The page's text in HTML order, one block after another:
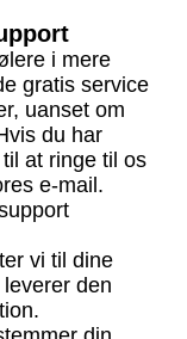
i mere
gratis service
uanset om
du har
at ringe til os
e-mail.
vi til dine
den